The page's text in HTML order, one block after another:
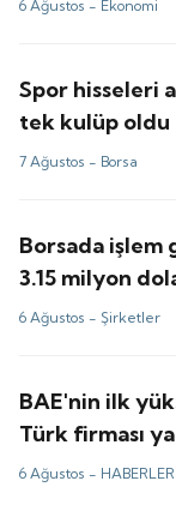
6 Ağustos - Ekonomi
Spor hisseleri
tek kulüp oldu
7 Ağustos - Borsa
Borsada işlem
3.15 milyon
6 Ağustos -Şirketler
BAE'nin ilk
Türk firması
6 Ağustos - HABERLER